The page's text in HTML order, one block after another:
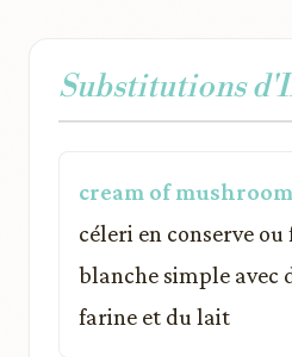
Substitutions
cream of
céleri en conserve ou
blanche simple avec
farine et du lait